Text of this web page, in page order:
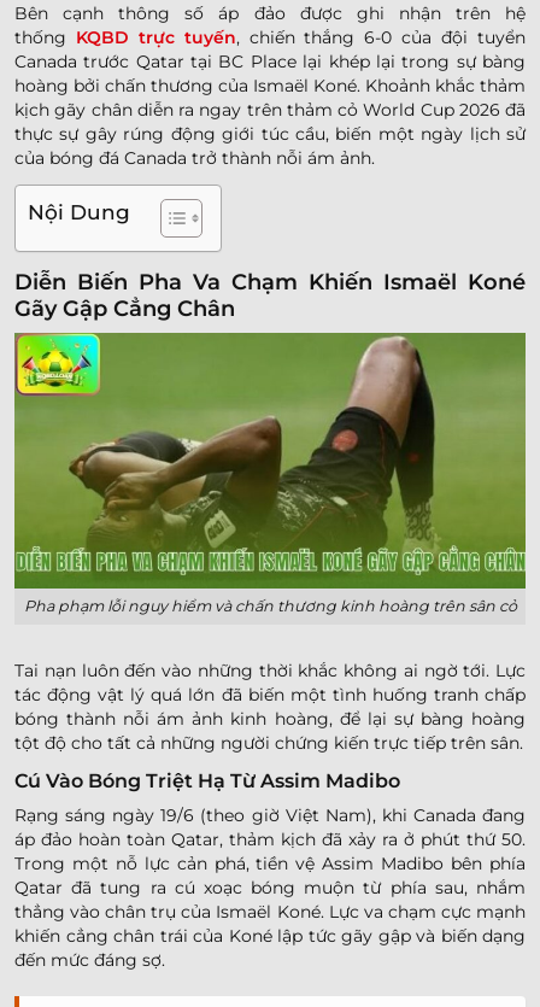
Bên cạnh thông số áp đảo được ghi nhận trên hệ
thống KQBD trực tuyến, chiến thắng 6-0 của đội tuyển
Canada trước Qatar tại BC Place lại khép lại trong sự bàng
hoàng bởi chấn thương của Ismaël Koné. Khoảnh khắc thảm
kịch gãy chân diễn ra ngay trên thảm cỏ World Cup 2026 đã
thực sự gây rúng động giới túc cầu, biến một ngày lịch sử
của bóng đá Canada trở thành nỗi ám ảnh.
Nội Dung
Diễn Biến Pha Va Chạm Khiến Ismaël Koné
Gãy Gập Cẳng Chân
Pha phạm lỗi nguy hiểm và chấn thương kinh hoàng trên sân cỏ
Tai nạn luôn đến vào những thời khắc không ai ngờ tới. Lực
tác động vật lý quá lớn đã biến một tình huống tranh chấp
bóng thành nỗi ám ảnh kinh hoàng, để lại sự bàng hoàng
tột độ cho tất cả những người chứng kiến trực tiếp trên sân.
Cú Vào Bóng Triệt Hạ Từ Assim Madibo
Rạng sáng ngày 19/6 (theo giờ Việt Nam), khi Canada đang
áp đảo hoàn toàn Qatar, thảm kịch đã xảy ra ở phút thứ 50.
Trong một nỗ lực cản phá, tiền vệ Assim Madibo bên phía
Qatar đã tung ra cú xoạc bóng muộn từ phía sau, nhắm
thẳng vào chân trụ của Ismaël Koné. Lực va chạm cực mạnh
khiến cẳng chân trái của Koné lập tức gãy gập và biến dạng
đến mức đáng sợ.